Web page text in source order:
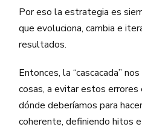
Por eso la estrategia es
que evoluciona, cambia e
resultados.
Entonces, la “cascacada”
cosas, a evitar estos errores
dónde deberíamos para
coherente, definiendo hitos